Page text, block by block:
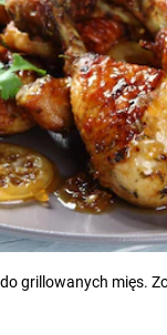
grillowanych mięs.